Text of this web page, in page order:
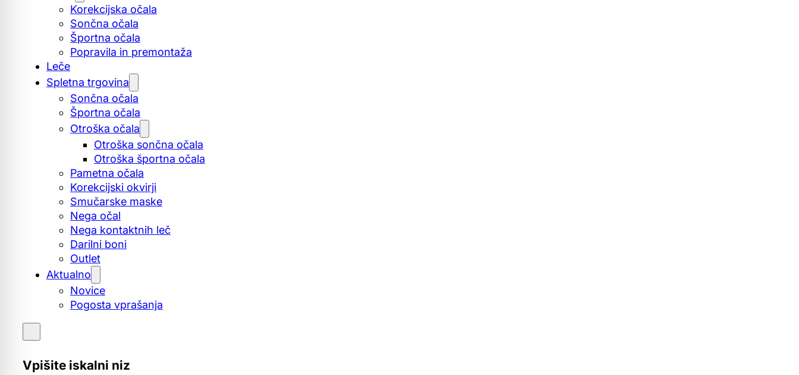
Korekcijska očala
Sončna očala
Športna očala
Popravila in premontaža
Leče
Spletna trgovina
Sončna očala
Športna očala
Otroška očala
Otroška sončna očala
Otroška športna očala
Pametna očala
Korekcijski okvirji
Smučarske maske
Nega očal
Nega kontaktnih leč
Darilni boni
Outlet
Aktualno
Novice
Pogosta vprašanja
Vpišite iskalni niz